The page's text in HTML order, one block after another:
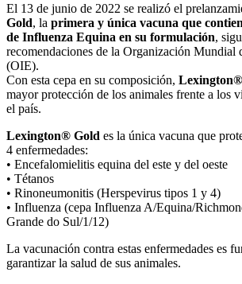
El 13 de junio de 2022 se realizó el
Gold, la primera y única vacuna que
de Influenza Equina en su formulación,
recomendaciones de la Organización Mundial
(OIE).
Con esta cepa en su composición,
mayor protección de los animales frente a los
el país.
Lexington® Gold es la única vacuna que
4 enfermedades:
• Encefalomielitis equina del este y del oeste
• Tétanos
• Rinoneumonitis (Herspevirus tipos 1 y 4)
• Influenza (cepa Influenza A/Equina/
Grande do Sul/1/12)
La vacunación contra estas enfermedades es
garantizar la salud de sus animales.